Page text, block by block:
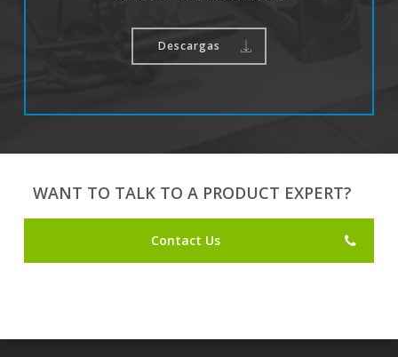
Descargas
WANT TO TALK TO A PRODUCT EXPERT?
Contact Us